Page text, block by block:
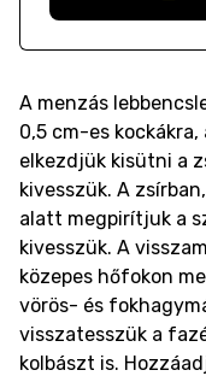
A menzás
0,5 cm-es
elkezdjük kisütni a
kivesszük. A
alatt megpirítjuk a
kivesszük. A
közepes hőfokon
vörös- és
visszatesszük a
kolbászt is.